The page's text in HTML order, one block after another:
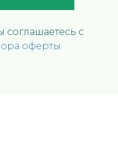
соглашаетесь с
оферты